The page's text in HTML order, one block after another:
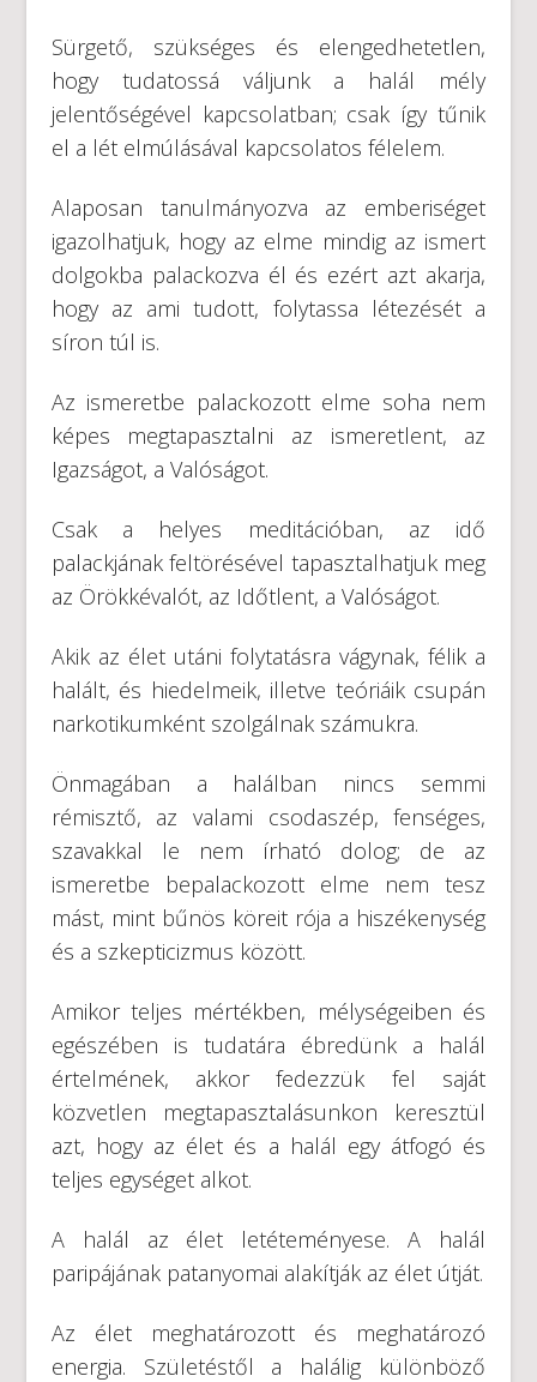
Sürgető, szükséges és elengedhetetlen,
hogy tudatossá váljunk a halál mély
jelentőségével kapcsolatban; csak így tűnik
el a lét elmúlásával kapcsolatos félelem.
Alaposan tanulmányozva az emberiséget
igazolhatjuk, hogy az elme mindig az ismert
dolgokba palackozva él és ezért azt akarja,
hogy az ami tudott, folytassa létezését a
síron túl is.
Az ismeretbe palackozott elme soha nem
képes megtapasztalni az ismeretlent, az
Igazságot, a Valóságot.
Csak a helyes meditációban, az idő
palackjának feltörésével tapasztalhatjuk meg
az Örökkévalót, az Időtlent, a Valóságot.
Akik az élet utáni folytatásra vágynak, félik a
halált, és hiedelmeik, illetve teóriáik csupán
narkotikumként szolgálnak számukra.
Önmagában a halálban nincs semmi
rémisztő, az valami csodaszép, fenséges,
szavakkal le nem írható dolog; de az
ismeretbe bepalackozott elme nem tesz
mást, mint bűnös köreit rója a hiszékenység
és a szkepticizmus között.
Amikor teljes mértékben, mélységeiben és
egészében is tudatára ébredünk a halál
értelmének, akkor fedezzük fel saját
közvetlen megtapasztalásunkon keresztül
azt, hogy az élet és a halál egy átfogó és
teljes egységet alkot.
A halál az élet letéteményese. A halál
paripájának patanyomai alakítják az élet útját.
Az élet meghatározott és meghatározó
energia. Születéstől a halálig különböző